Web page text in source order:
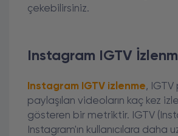
çekebilirsiniz.
Instagram IGTV
Instagram IGTV izlenme,
paylaşılan videoların kaç kez
gösteren bir metriktir. IGTV
Instagram'ın kullanıcılara daha